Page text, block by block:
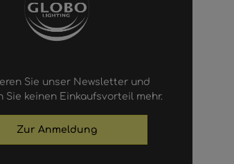
Sie unser Newsletter und
Sie keinen Einkaufsvorteil mehr.
Zur Anmeldung